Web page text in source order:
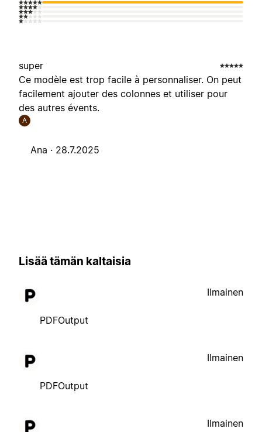
super
Ce modèle est trop facile à personnaliser. On peut
facilement ajouter des colonnes et utiliser pour
des autres évents.
A
Ana · 28.7.2025
Lisää tämän kaltaisia
PDFOutput
Ilmainen
PDFOutput
Ilmainen
Ilmainen